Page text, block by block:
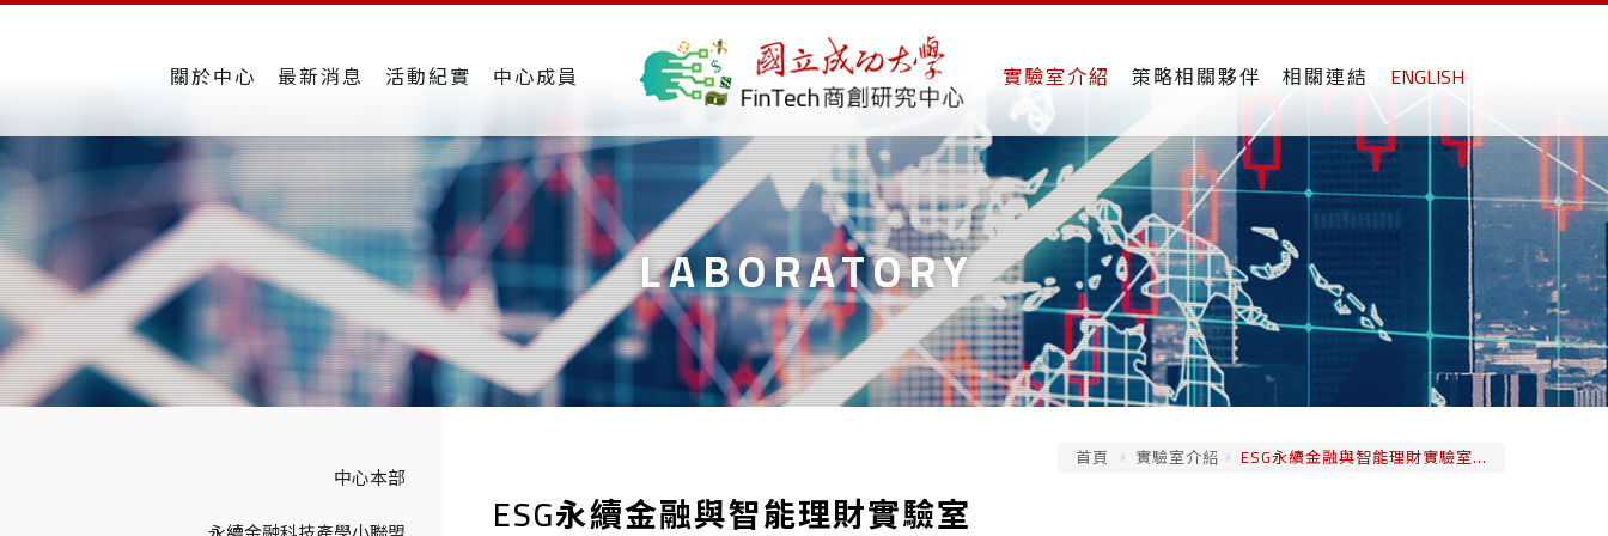
關於中心 最新消息 活動紀實 中心成員 實驗室介紹 策略相關夥伴 相關連結 ENGLISH
LABORATORY
首頁 實驗室介紹 ESG永續金融與智能理財實驗室...
ESG永續金融與智能理財實驗室
中心本部